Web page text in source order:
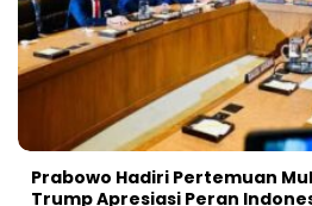
Prabowo Hadiri Pertemuan
Trump Apresiasi Peran